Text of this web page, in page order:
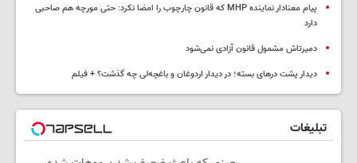
پیام معنادار نماینده MHP که قانون چارچوب را امضا نکرد: حتی مورچه هم صاحبی
دارد
دمیرتاش مشمول قانون آزادی نمی‌شود
دیدار پشت درهای بسته؛ در دیدار اردوغان و باغچه‌لی چه گذشت؟ + فیلم
تبلیغات